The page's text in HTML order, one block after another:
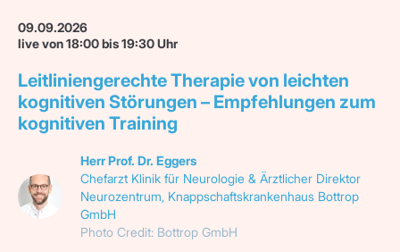
09.09.2026
live von 18:00 bis 19:30 Uhr
Leitliniengerechte Therapie von leichten
kognitiven Störungen – Empfehlungen zum
kognitiven Training
Herr Prof. Dr. Eggers
Chefarzt Klinik für Neurologie & Ärztlicher Direktor
Neurozentrum, Knappschaftskrankenhaus Bottrop
GmbH
Photo Credit: Bottrop GmbH